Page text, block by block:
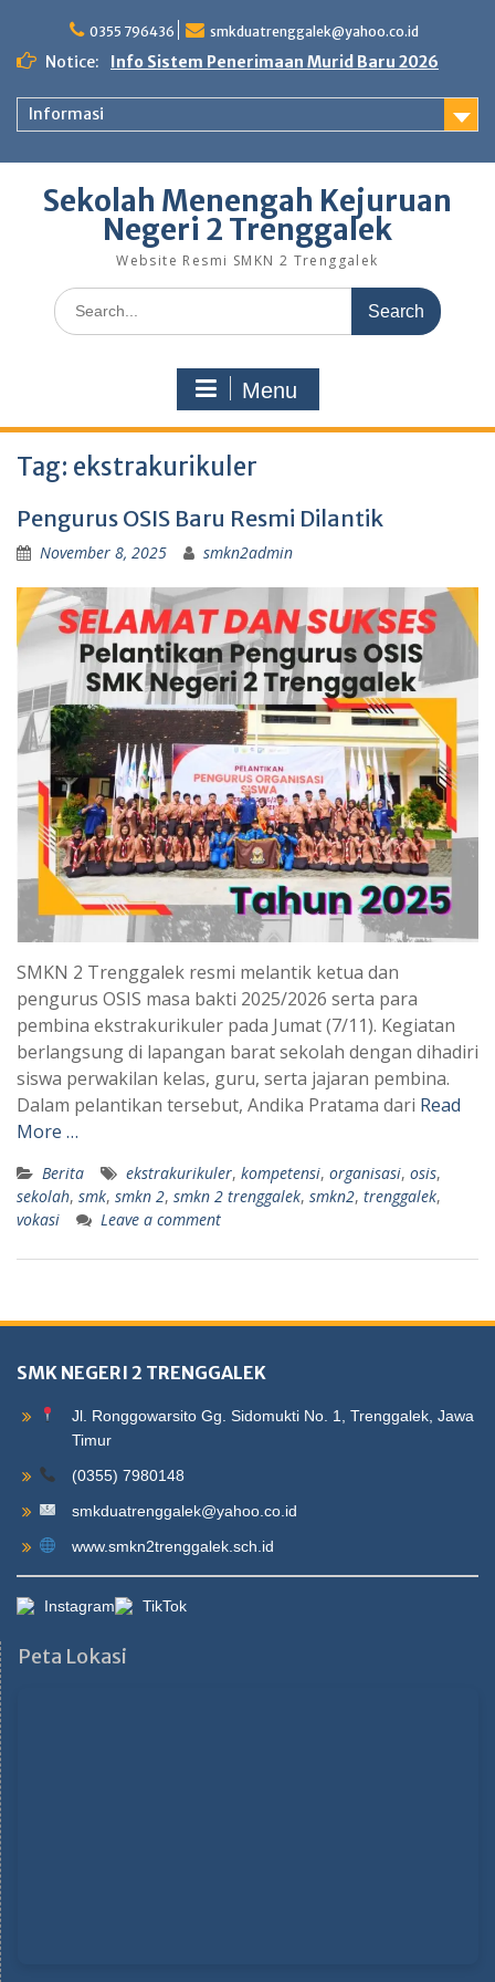
content
0355 796436 smkduatrenggalek@yahoo.co.id
Notice: Info Sistem Penerimaan Murid Baru 2026
Informasi
Sekolah Menengah Kejuruan
Negeri 2 Trenggalek
Website Resmi SMKN 2 Trenggalek
Search
for:
Menu
Tag: ekstrakurikuler
Pengurus OSIS Baru Resmi Dilantik
November 8, 2025 smkn2admin
SMKN 2 Trenggalek resmi melantik ketua dan
pengurus OSIS masa bakti 2025/2026 serta para
pembina ekstrakurikuler pada Jumat (7/11). Kegiatan
berlangsung di lapangan barat sekolah dengan dihadiri
siswa perwakilan kelas, guru, serta jajaran pembina.
Dalam pelantikan tersebut, Andika Pratama dari Read
More …
Berita ekstrakurikuler, kompetensi, organisasi, osis,
sekolah, smk, smkn 2, smkn 2 trenggalek, smkn2, trenggalek,
vokasi
Leave a comment
SMK NEGERI 2 TRENGGALEK
Jl. Ronggowarsito Gg. Sidomukti No. 1, Trenggalek, Jawa
Timur
(0355) 7980148
smkduatrenggalek@yahoo.co.id
www.smkn2trenggalek.sch.id
Instagram TikTok
Peta Lokasi